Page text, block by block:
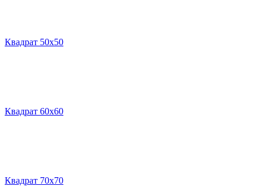
Квадрат 50х50
Квадрат 60х60
Квадрат 70х70